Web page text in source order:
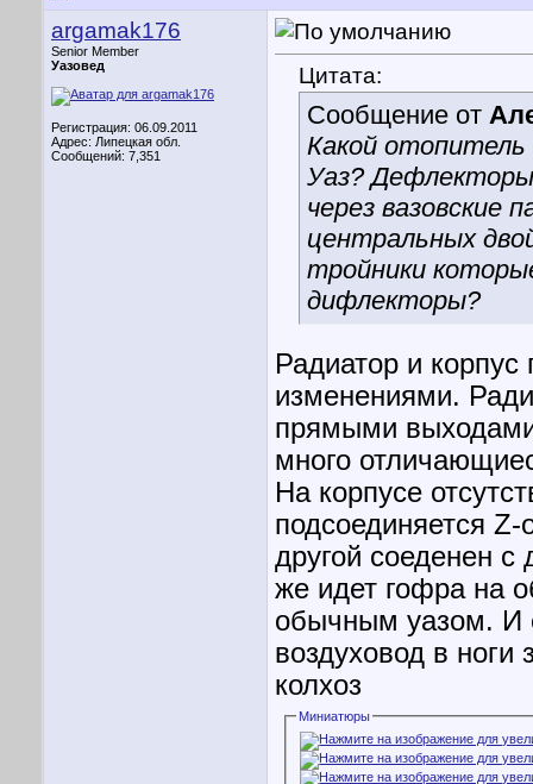
argamak176
Senior Member
Уазовед
Регистрация: 06.09.2011
Адрес: Липецкая обл.
Сообщений: 7,351
Цитата:
Сообщение от
Какой отопитель
Уаз?
через вазовские
центральных
тройники
дифлекторы?
Радиатор и
изменениями.
прямыми
много
На корпусе
подсоединяется
другой соеденен
же идет гофра на
обычным уазом. И
воздуховод в
колхоз
Миниатюры